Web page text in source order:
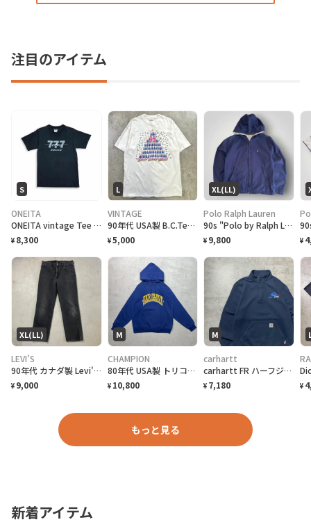
注目のアイテム
S
ONEITA
ONEITA vintage Tee シングルステッチ Tシャツ BOEING ボーイング
¥ 8,300
L
VINTAGE
90年代 USA製 B.C.Tee celebrate アートプリントTシャツ メンズL相当 古着 90s VINTAGE ヴィンテージ カナダ BC州 100周年記念 シングルステッチ 白色
¥5,000
XL(LL)
Polo Ralph Lauren
90s "Polo by Ralph Lauren" Reversible Hoodie Jacket ポロ ラルフローレン リバーシブル ジャケット[XL]
¥ 9,800 ¥
XL(LL)
LEVI'S
90年代 カナダ製 Levi's リーバイス 516 ブラックデニムパンツ ストレート メンズW36 古着 90s ヴィンテージ VINTAGE 後染め グレーデニム フェードブラック 黒
¥ 9,000
M
CHAMPION
80年代 USA製 トリコタグ Champion チャンピオン OAK GROVE カレッジプリント スウェットパーカー メンズM相当 古着 80s ヴィンテージ VINTAGE 紺色
¥ 10,800
M
carhartt
carhartt FR ハーフジップ 刺繍企業ロゴ ネイビー スウェット
¥ 7,180 ¥
もっと見る
新着アイテム